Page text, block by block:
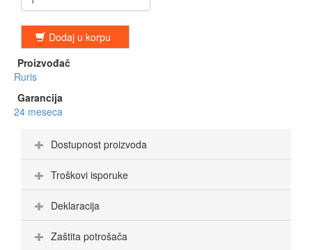
Dodaj u korpu
Proizvođač
Ruris
Garancija
24 meseca
Dostupnost proizvoda
Troškovi isporuke
Deklaracija
Zaštita potrošača